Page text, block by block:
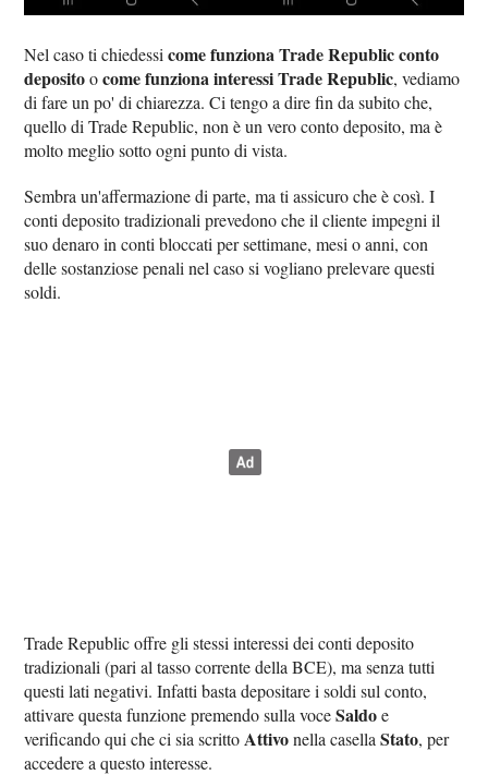
Nel caso ti chiedessicome funziona Trade Republic conto
depositoocome funziona interessi Trade Republic, vediamo
di fare un po' di chiarezza. Ci tengo a dire fin da subito che,
quello di Trade Republic, non è un vero conto deposito, ma è
molto meglio sotto ogni punto di vista.
Sembra un'affermazione di parte, ma ti assicuro che è così. I
conti deposito tradizionali prevedono che il cliente impegni il
suo denaro in conti bloccati per settimane, mesi o anni, con
delle sostanziose penali nel caso si vogliano prelevare questi
soldi.
Trade Republic offre gli stessi interessi dei conti deposito
tradizionali (pari al tasso corrente della BCE), ma senza tutti
questi lati negativi. Infatti basta depositare i soldi sul conto,
attivare questa funzione premendo sulla voceSaldoe
verificando qui che ci sia scritto Attivonella casellaStato, per
accedere a questo interesse.